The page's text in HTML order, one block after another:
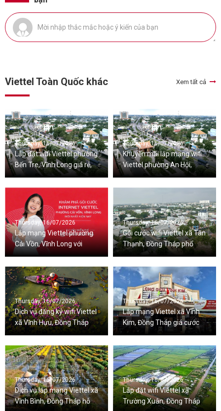
Viettel Toàn Quốc khác Xem tất cả
Thursday, 16/07/2026
Lắp đặt wifi Viettel phường
Bến Tre, Vĩnh Long giá rẻ,
nhiều ưu đãi
Thursday, 16/07/2026
Khuyến mãi lắp mạng wifi
Viettel phường An Hội,
Vĩnh Long mới nhất
Thursday, 16/07/2026
Lắp mạng Viettel phường
Cái Vồn, Vĩnh Long với
nhiều ưu đãi đi kèm
Thursday, 16/07/2026
Gói cước wifi Viettel xã Tân
Thạnh, Đồng Tháp phổ
biến hiện nay
Thursday, 16/07/2026
Dịch vụ đăng ký wifi Viettel
xã Vĩnh Hựu, Đồng Tháp
nhanh chóng
Thursday, 16/07/2026
Lắp mạng Viettel xã Vĩnh
Kim, Đồng Tháp giá cước
bình dân
Thursday, 16/07/2026
Dịch vụ lắp mạng Viettel xã
Vĩnh Bình, Đồng Tháp hỗ
Thursday, 16/07/2026
Lắp đặt wifi Viettel xã
Trường Xuân, Đồng Tháp